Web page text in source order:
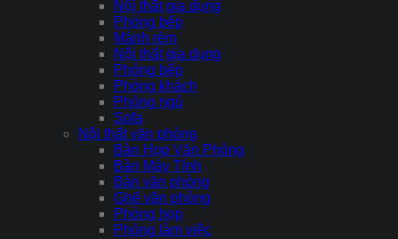
Nội thất gia dụng
Phòng bếp
Mành rèm
Nội thất gia dụng
Phòng bếp
Phòng khách
Phòng ngủ
Sofa
Nội thất văn phòng
Bàn Họp Văn Phòng
Bàn Máy Tính
Bàn văn phòng
Ghế văn phòng
Phòng họp
Phòng làm việc